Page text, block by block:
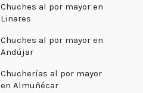
Chuches al por mayor en
Linares
Chuches al por mayor en
Andújar
Chucherías al por mayor
en Almuñécar